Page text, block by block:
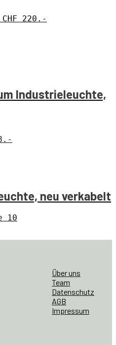
220.-
Industrieleuchte,
neu verkabelt
10
Über uns
Team
Datenschutz
AGB
Impressum